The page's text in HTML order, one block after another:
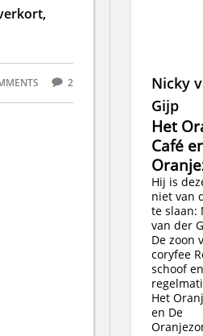
2
Nicky
Gijp
Het
Café
Hij is
niet van
te slaan:
van der
De zoon
coryfee
schoof
Het
en De